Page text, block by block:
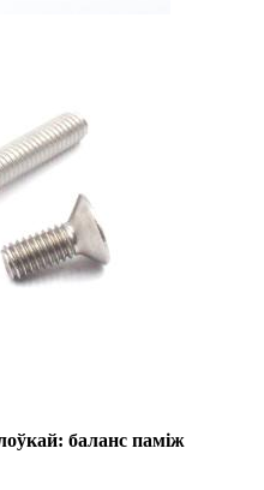
баланс паміж